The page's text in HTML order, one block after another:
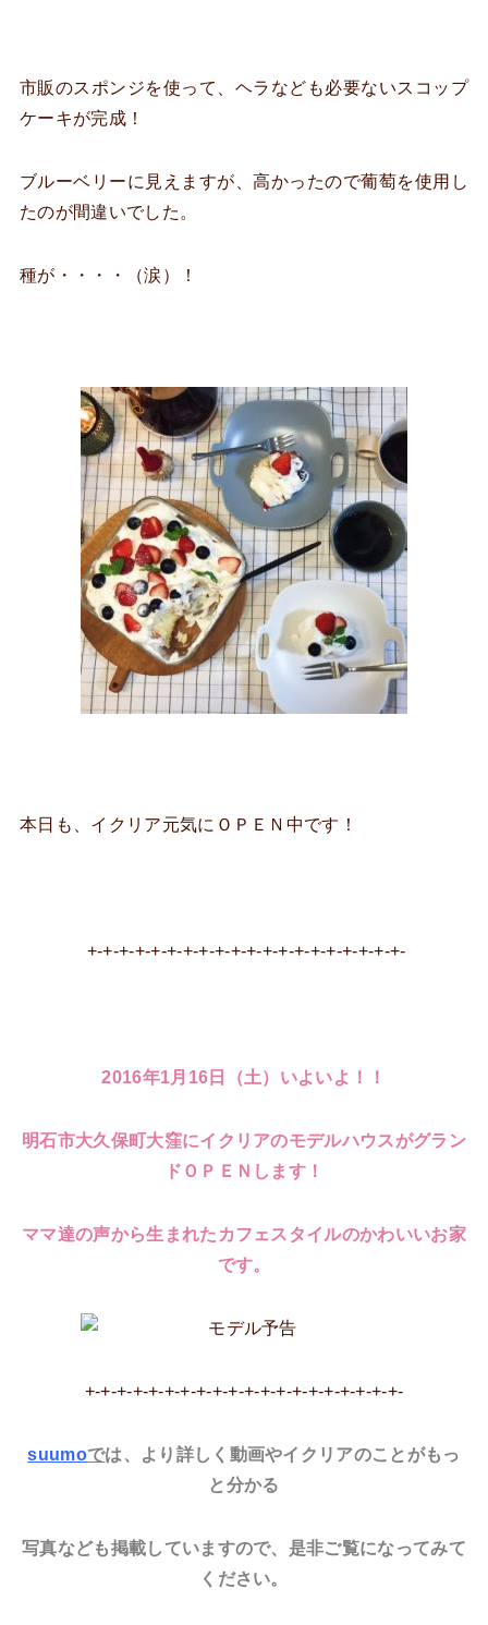
市販のスポンジを使って、ヘラなども必要ないスコップ
ケーキが完成！
ブルーベリーに見えますが、高かったので葡萄を使用し
たのが間違いでした。
種が・・・・（涙）！
本日も、イクリア元気にＯＰＥＮ中です！
+-+-+-+-+-+-+-+-+-+-+-+-+-+-+-+-+-+-+-+-
2016年1月16日（土）いよいよ！！
明石市大久保町大窪にイクリアのモデルハウスがグラン
ドＯＰＥＮします！
ママ達の声から生まれたカフェスタイルのかわいいお家
です。
+-+-+-+-+-+-+-+-+-+-+-+-+-+-+-+-+-+-+-+-
suumoでは、より詳しく動画やイクリアのことがもっ
と分かる
写真なども掲載していますので、是非ご覧になってみて
ください。